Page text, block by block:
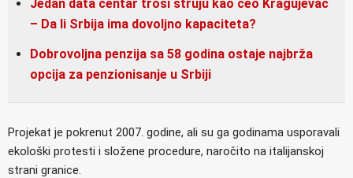
Jedan data centar troši struju kao ceo Kragujevac
– Da li Srbija ima dovoljno kapaciteta?
Dobrovoljna penzija sa 58 godina ostaje najbrža
opcija za penzionisanje u Srbiji
Projekat je pokrenut 2007. godine, ali su ga godinama usporavali
ekološki protesti i složene procedure, naročito na italijanskoj
strani granice.